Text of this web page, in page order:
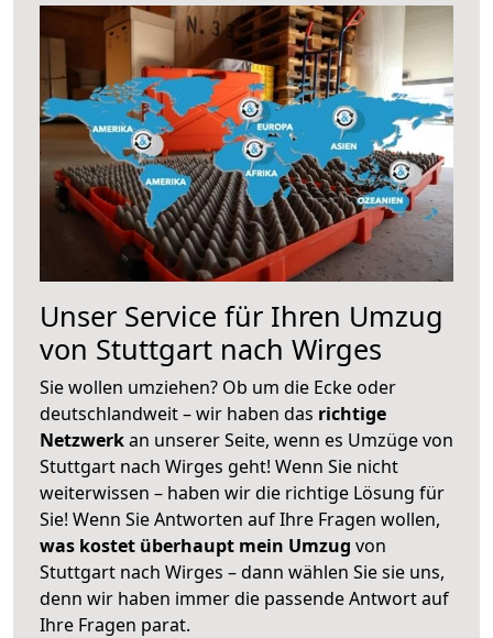
Unser Service für Ihren Umzug
von Stuttgart nach Wirges
Sie wollen umziehen? Ob um die Ecke oder
deutschlandweit – wir haben das richtige
Netzwerkan unserer Seite, wenn es Umzüge von
Stuttgart nach Wirges geht! Wenn Sie nicht
weiterwissen – haben wir die richtige Lösung für
Sie! Wenn Sie Antworten auf Ihre Fragen wollen,
was kostet überhaupt mein Umzug von
Stuttgart nach Wirges – dann wählen Sie sie uns,
denn wir haben immer die passende Antwort auf
Ihre Fragen parat.